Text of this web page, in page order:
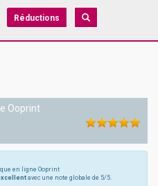
Réductions
Ooprint
en ligne Ooprint
avec une note globale de 5/5.